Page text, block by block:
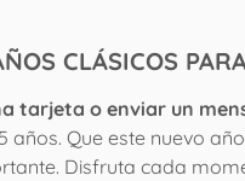
CLÁSICOS
tarjeta o enviar un
años. Que este nuevo
Disfruta cada